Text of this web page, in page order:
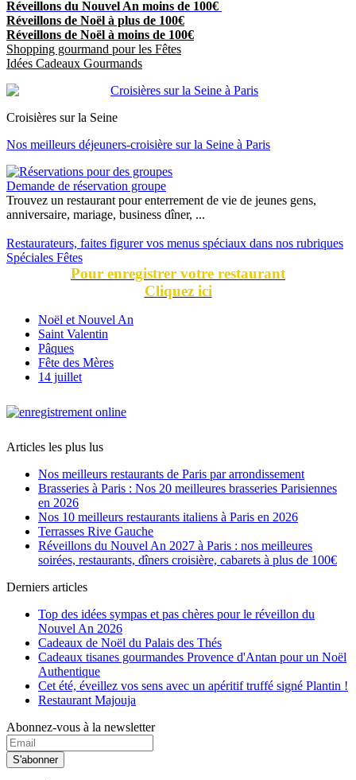
Réveillons du Nouvel An moins de 100€
Réveillons de Noël à plus de 100€
Réveillons de Noël à moins de 100€
Shopping gourmand pour les Fêtes
Idées Cadeaux Gourmands
Croisières sur la Seine
Nos meilleurs déjeuners-croisière sur la Seine à Paris
Demande de réservation groupe
Trouvez un restaurant pour enterrement de vie de jeunes gens,
anniversaire, mariage, business dîner, ...
Restaurateurs, faites figurer vos menus spéciaux dans nos rubriques
Spéciales Fêtes
Pour enregistrer votre restaurant
Cliquez ici
Noël et Nouvel An
Saint Valentin
Pâques
Fête des Mères
14 juillet
Articles les plus lus
Nos meilleurs restaurants de Paris par arrondissement
Brasseries à Paris : Nos 20 meilleures brasseries Parisiennes
en 2026
Nos 10 meilleurs restaurants italiens à Paris en 2026
Terrasses Rive Gauche
Réveillons du Nouvel An 2027 à Paris : nos meilleures
soirées, restaurants, dîners croisière, cabarets à plus de 100€
Derniers articles
Top des idées sympas et pas chères pour le réveillon du
Nouvel An 2026
Cadeaux de Noël du Palais des Thés
Cadeaux tisanes gourmandes Provence d'Antan pour un Noël
Authentique
Cet été, éveillez vos sens avec un apéritif truffé signé Plantin !
Restaurant Majouja
Abonnez-vous à la newsletter
S'abonner